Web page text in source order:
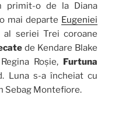
primit-o de la Diana
mai departe Eugeniei
seriei Trei coroane
de Kendare Blake
Roșie, Furtuna
Luna s-a încheiat cu
Sebag Montefiore.